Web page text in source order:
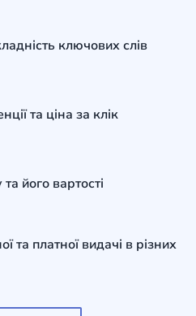
ключових слів
та ціна за клік
його вартості
та платної видачі в різних